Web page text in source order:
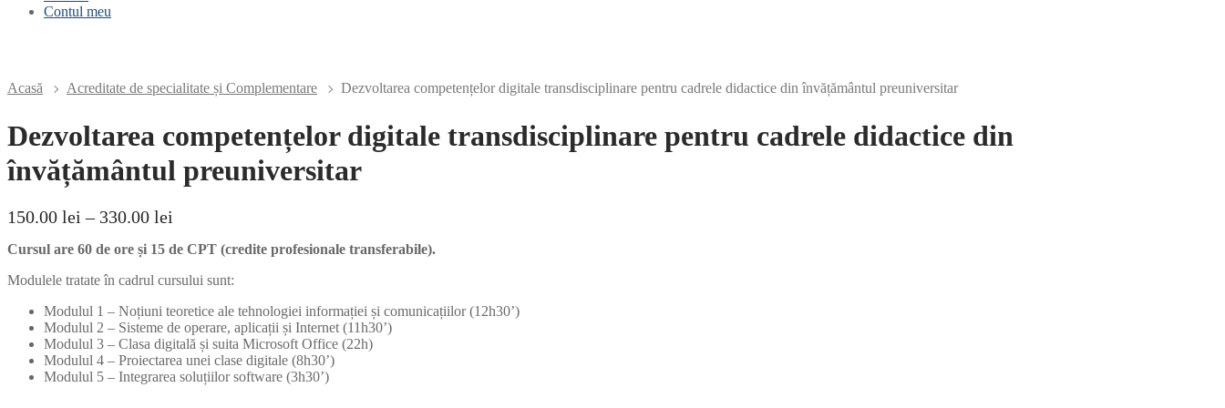
Contul meu
Acasă Acreditate de specialitate și Complementare Dezvoltarea competențelor digitale transdisciplinare pentru cadrele didactice din învățământul preuniversitar
Dezvoltarea competențelor digitale transdisciplinare pentru cadrele didactice din
învățământul preuniversitar
150.00 lei – 330.00 lei
prețuri:
150.00 lei
până
la
330.00 lei
Cursul are 60 de ore și 15 de CPT (credite profesionale transferabile).
Modulele tratate în cadrul cursului sunt:
Modulul 1 – Noțiuni teoretice ale tehnologiei informației și comunicațiilor (12h30’)
Modulul 2 – Sisteme de operare, aplicații și Internet (11h30’)
Modulul 3 – Clasa digitală și suita Microsoft Office (22h)
Modulul 4 – Proiectarea unei clase digitale (8h30’)
Modulul 5 – Integrarea soluțiilor software (3h30’)